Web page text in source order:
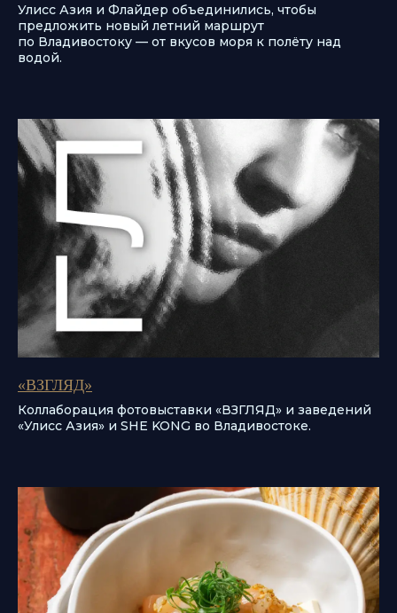
Улисс Азия и Флайдер объединились, чтобы
предложить новый летний маршрут
по Владивостоку — от вкусов моря к полёту над
водой.
«ВЗГЛЯД»
Коллаборация фотовыставки «ВЗГЛЯД» и заведений
«Улисс Азия» и SHE KONG во Владивостоке.